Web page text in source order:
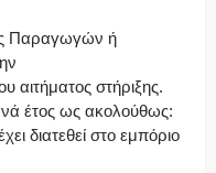
Παραγωγών ή
αιτήματος στήριξης.
έτος ως ακολούθως:
διατεθεί στο εμπόριο